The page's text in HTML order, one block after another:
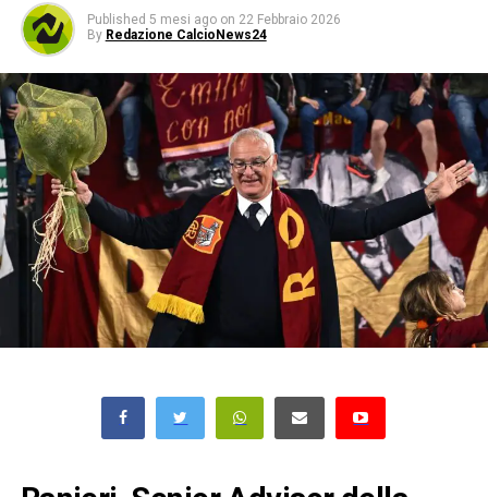
Published 5 mesi ago on 22 Febbraio 2026
By Redazione CalcioNews24